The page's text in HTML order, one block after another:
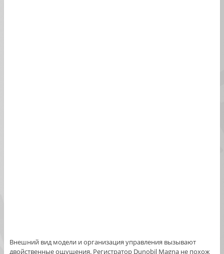
Внешний вид модели и организация управления вызывают
двойственные ощущения. Регистратор Dunobil Magna не похож